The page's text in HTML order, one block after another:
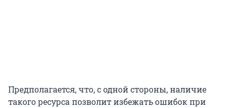
Предполагается, что, с одной стороны, наличие
такого ресурса позволит избежать ошибок при